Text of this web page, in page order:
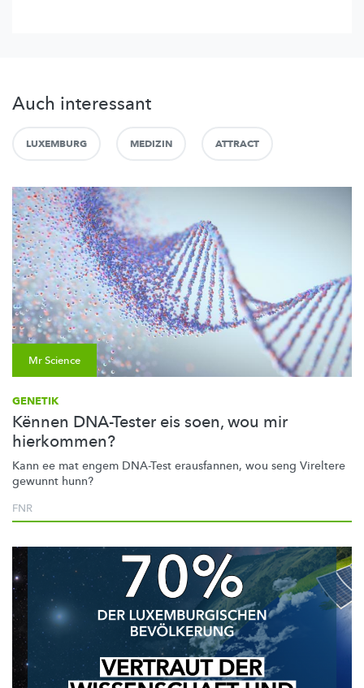
Auch interessant
LUXEMBURG MEDIZIN ATTRACT
Mr Science
GENETIK
Kënnen DNA-Tester eis soen, wou mir
hierkommen?
Kann ee mat engem DNA-Test erausfannen, wou seng Vireltere
gewunnt hunn?
FNR